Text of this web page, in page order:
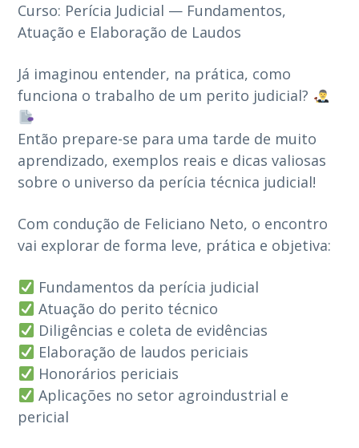
Curso: Perícia Judicial — Fundamentos,
Atuação e Elaboração de Laudos
Já imaginou entender, na prática, como
funciona o trabalho de um perito judicial?
Então prepare-se para uma tarde de muito
aprendizado, exemplos reais e dicas valiosas
sobre o universo da perícia técnica judicial!
Com condução de Feliciano Neto, o encontro
vai explorar de forma leve, prática e objetiva:
Fundamentos da perícia judicial
Atuação do perito técnico
Diligências e coleta de evidências
Elaboração de laudos periciais
Honorários periciais
Aplicações no setor agroindustrial e
pericial